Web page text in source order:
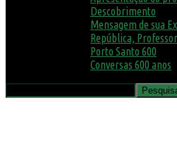
Descobrimento
Mensagem de sua
República,
Porto Santo 600
Conversas 600 anos